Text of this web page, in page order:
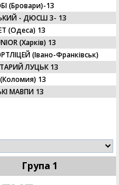
(Бровари)-13
- ДЮСШ 3- 13
(Одеса) 13
(Харків) 13
(Івано-Франківськ)
ЛУЦЬК 13
13
МАВПИ 13
Група 1